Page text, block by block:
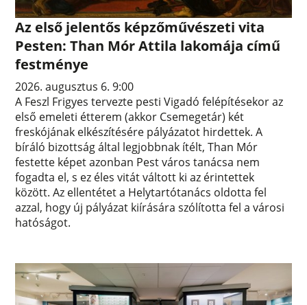
Az első jelentős képzőművészeti vita
Pesten: Than Mór Attila lakomája című
festménye
2026. augusztus 6. 9:00
A Feszl Frigyes tervezte pesti Vigadó felépítésekor az
első emeleti étterem (akkor Csemegetár) két
freskójának elkészítésére pályázatot hirdettek. A
bíráló bizottság által legjobbnak ítélt, Than Mór
festette képet azonban Pest város tanácsa nem
fogadta el, s ez éles vitát váltott ki az érintettek
között. Az ellentétet a Helytartótanács oldotta fel
azzal, hogy új pályázat kiírására szólította fel a városi
hatóságot.